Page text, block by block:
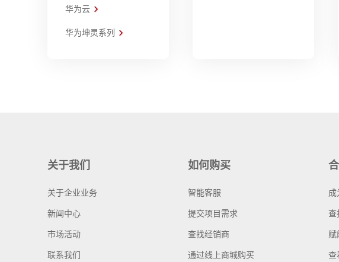
华为云
华为坤灵系列
关于我们
关于企业业务
新闻中心
市场活动
联系我们
如何购买
智能客服
提交项目需求
查找经销商
通过线上商城购买
成
查
赋
查